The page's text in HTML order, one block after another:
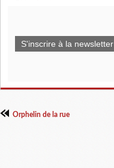
S'inscrire à la newsletter
Orphelin de la rue